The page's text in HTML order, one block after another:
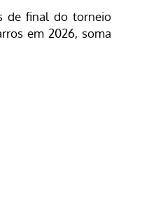
de final do torneio
em 2026, soma